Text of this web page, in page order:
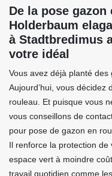
De la pose gazon
Holderbaum
à Stadtbredimus
votre idéal
Vous avez déjà planté
Aujourd’hui, vous décidez
rouleau. Et puisque vous
vous conseillons de
pour pose de gazon en
Il renforce la protection
espace vert à moindre
travail quotidien comme